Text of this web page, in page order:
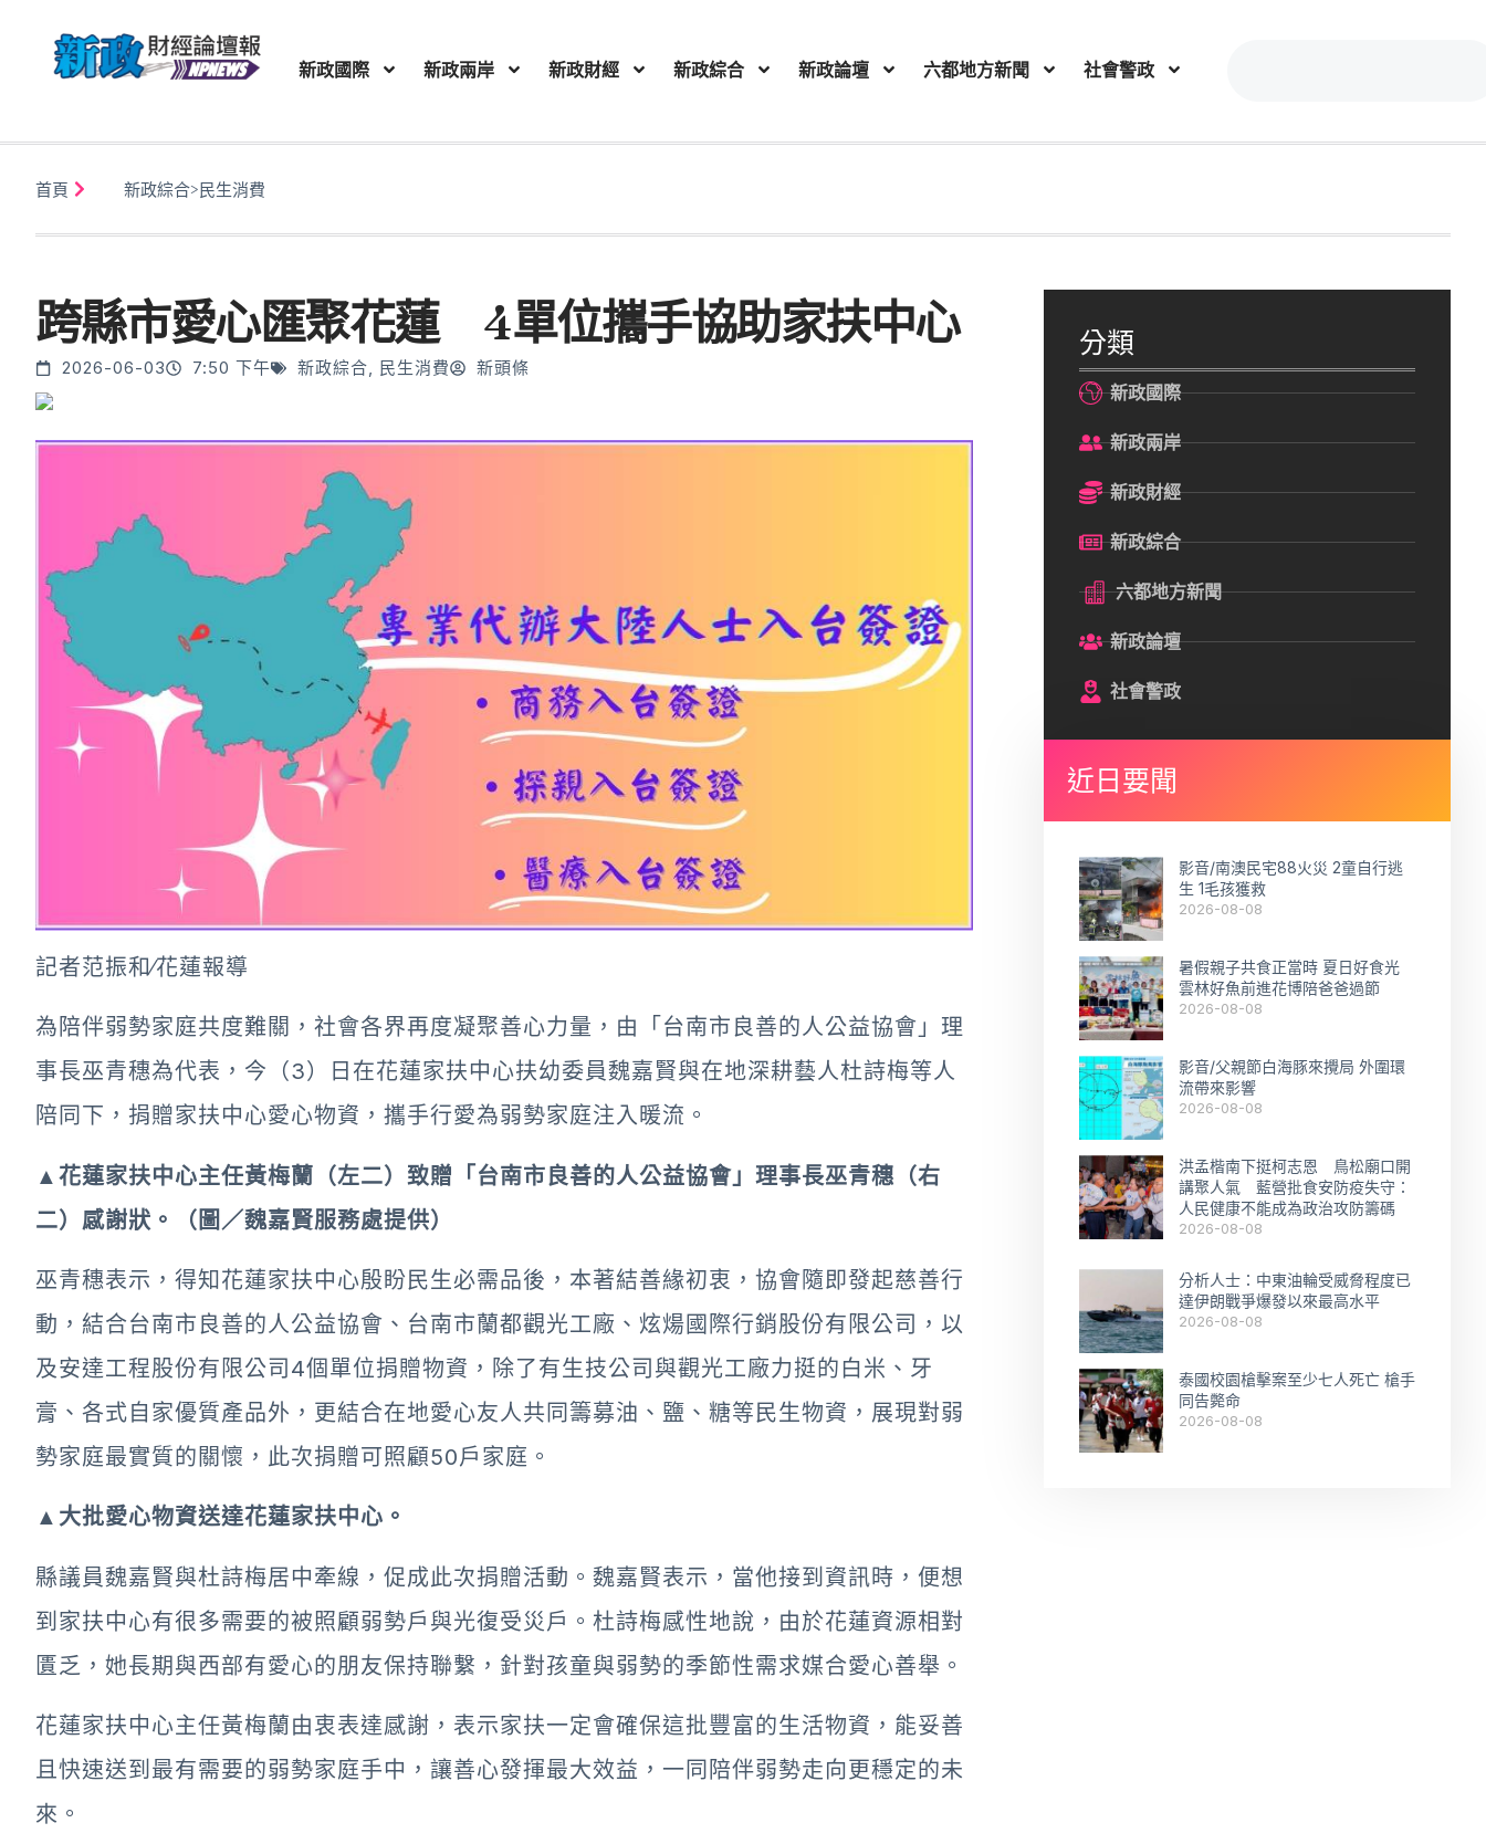
新政國際 新政兩岸 新政財經 新政綜合 新政論壇 六都地方新聞 社會警政
首頁 新政綜合>民生消費
跨縣市愛心匯聚花蓮 4單位攜手協助家扶中心
2026-06-03 7:50 下午 新政綜合, 民生消費 新頭條
記者范振和∕花蓮報導
為陪伴弱勢家庭共度難關，社會各界再度凝聚善心力量，由「台南市良善的人公益協會」理
事長巫青穗為代表，今（3）日在花蓮家扶中心扶幼委員魏嘉賢與在地深耕藝人杜詩梅等人
陪同下，捐贈家扶中心愛心物資，攜手行愛為弱勢家庭注入暖流。
▲花蓮家扶中心主任黃梅蘭（左二）致贈「台南市良善的人公益協會」理事長巫青穗（右
二）感謝狀。（圖／魏嘉賢服務處提供）
巫青穗表示，得知花蓮家扶中心殷盼民生必需品後，本著結善緣初衷，協會隨即發起慈善行
動，結合台南市良善的人公益協會、台南市蘭都觀光工廠、炫煬國際行銷股份有限公司，以
及安達工程股份有限公司4個單位捐贈物資，除了有生技公司與觀光工廠力挺的白米、牙
膏、各式自家優質產品外，更結合在地愛心友人共同籌募油、鹽、糖等民生物資，展現對弱
勢家庭最實質的關懷，此次捐贈可照顧50戶家庭。
▲大批愛心物資送達花蓮家扶中心。
縣議員魏嘉賢與杜詩梅居中牽線，促成此次捐贈活動。魏嘉賢表示，當他接到資訊時，便想
到家扶中心有很多需要的被照顧弱勢戶與光復受災戶。杜詩梅感性地說，由於花蓮資源相對
匱乏，她長期與西部有愛心的朋友保持聯繫，針對孩童與弱勢的季節性需求媒合愛心善舉。
花蓮家扶中心主任黃梅蘭由衷表達感謝，表示家扶一定會確保這批豐富的生活物資，能妥善
且快速送到最有需要的弱勢家庭手中，讓善心發揮最大效益，一同陪伴弱勢走向更穩定的未
來。
分類
新政國際
新政兩岸
新政財經
新政綜合
六都地方新聞
新政論壇
社會警政
近日要聞
影音/南澳民宅88火災 2童自行逃
生 1毛孩獲救
2026-08-08
暑假親子共食正當時 夏日好食光
雲林好魚前進花博陪爸爸過節
2026-08-08
影音/父親節白海豚來攪局 外圍環
流帶來影響
2026-08-08
洪孟楷南下挺柯志恩 鳥松廟口開
講聚人氣 藍營批食安防疫失守：
人民健康不能成為政治攻防籌碼
2026-08-08
分析人士：中東油輪受威脅程度已
達伊朗戰爭爆發以來最高水平
2026-08-08
泰國校園槍擊案至少七人死亡 槍手
同告斃命
2026-08-08